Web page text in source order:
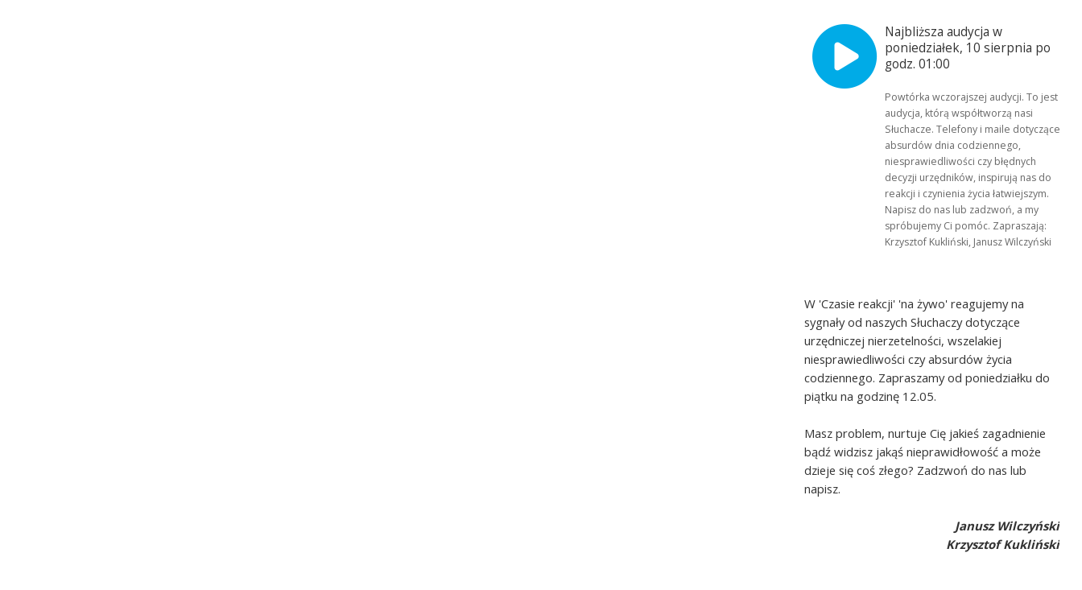
Najbliższa audycja w
poniedziałek, 10 sierpnia po
godz. 01:00
Powtórka wczorajszej audycji. To jest
audycja, którą współtworzą nasi
Słuchacze. Telefony i maile dotyczące
absurdów dnia codziennego,
niesprawiedliwości czy błędnych
decyzji urzędników, inspirują nas do
reakcji i czynienia życia łatwiejszym.
Napisz do nas lub zadzwoń, a my
spróbujemy Ci pomóc. Zapraszają:
Krzysztof Kukliński, Janusz Wilczyński
W 'Czasie reakcji' 'na żywo' reagujemy na
sygnały od naszych Słuchaczy dotyczące
urzędniczej nierzetelności, wszelakiej
niesprawiedliwości czy absurdów życia
codziennego. Zapraszamy od poniedziałku do
piątku na godzinę 12.05.
Masz problem, nurtuje Cię jakieś zagadnienie
bądź widzisz jakąś nieprawidłowość a może
dzieje się coś złego? Zadzwoń do nas lub
napisz.
Janusz Wilczyński
Krzysztof Kukliński